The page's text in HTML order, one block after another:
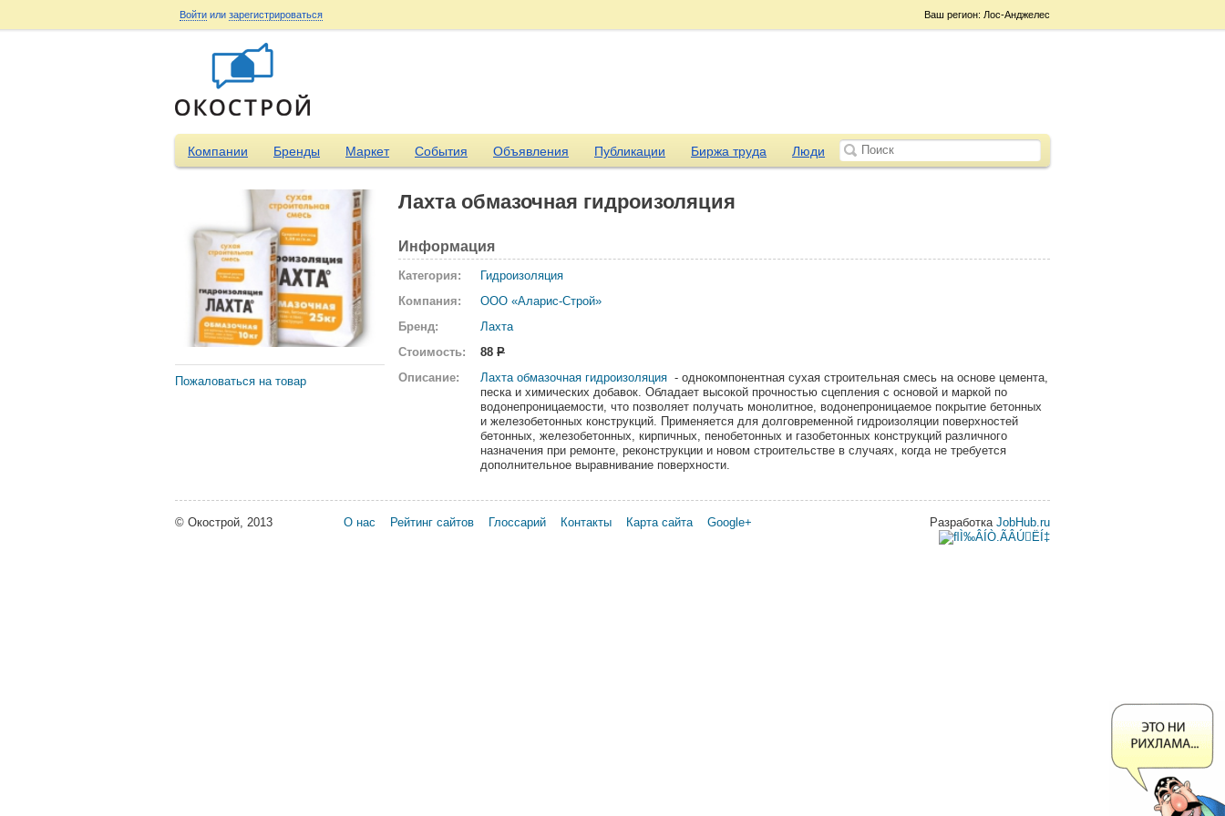
Ваш регион: Лос-Анджелес
Войти или зарегистрироваться
Компании Бренды Маркет События Объявления Публикации Биржа труда Люди
Пожаловаться на товар
Лахта обмазочная гидроизоляция
Информация
Категория:
Гидроизоляция
Компания:
ООО «Аларис-Строй»
Бренд:
Лахта
Стоимость:
88 Р
Описание:
Лахта обмазочная гидроизоляция - однокомпонентная сухая строительная смесь на основе цемента,
песка и химических добавок. Обладает высокой прочностью сцепления с основой и маркой по
водонепроницаемости, что позволяет получать монолитное, водонепроницаемое покрытие бетонных
и железобетонных конструкций. Применяется для долговременной гидроизоляции поверхностей
бетонных, железобетонных, кирпичных, пенобетонных и газобетонных конструкций различного
назначения при ремонте, реконструкции и новом строительстве в случаях, когда не требуется
дополнительное выравнивание поверхности.
© Окострой, 2013 О нас Рейтинг сайтов Глоссарий Контакты Карта сайта Google+ Разработка JobHub.ru